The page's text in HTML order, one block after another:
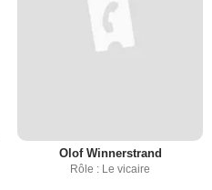
Olof Winnerstrand
Rôle : Le vicaire